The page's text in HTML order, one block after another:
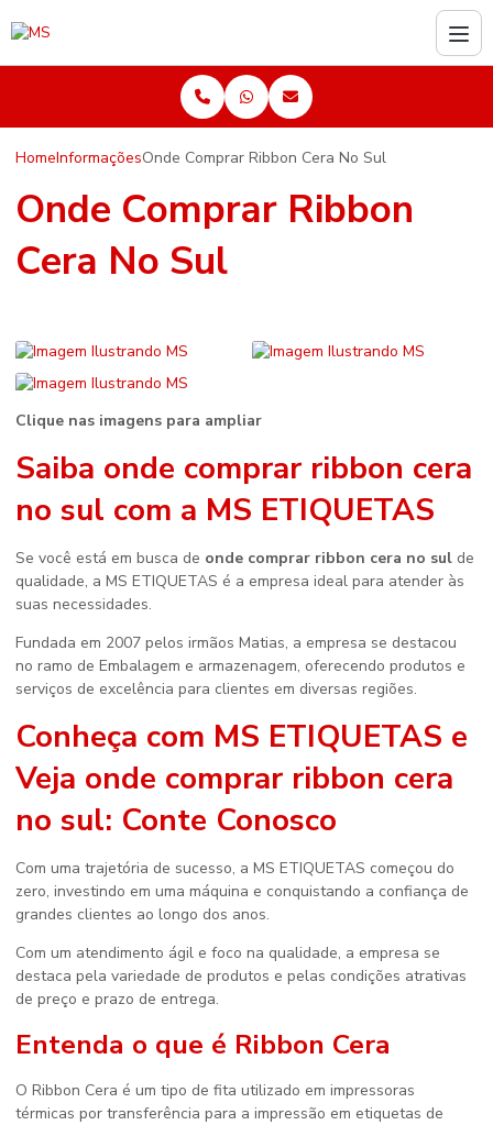
HomeInformaçõesOnde Comprar Ribbon Cera No Sul
Onde Comprar Ribbon
Cera No Sul
Clique nas imagens para ampliar
Saiba onde comprar ribbon cera
no sul com a MS ETIQUETAS
Se você está em busca de onde comprar ribbon cera no sul de
qualidade, a MS ETIQUETAS é a empresa ideal para atender às
suas necessidades.
Fundada em 2007 pelos irmãos Matias, a empresa se destacou
no ramo de Embalagem e armazenagem, oferecendo produtos e
serviços de excelência para clientes em diversas regiões.
Conheça com MS ETIQUETAS e
Veja onde comprar ribbon cera
no sul: Conte Conosco
Com uma trajetória de sucesso, a MS ETIQUETAS começou do
zero, investindo em uma máquina e conquistando a confiança de
grandes clientes ao longo dos anos.
Com um atendimento ágil e foco na qualidade, a empresa se
destaca pela variedade de produtos e pelas condições atrativas
de preço e prazo de entrega.
Entenda o que é Ribbon Cera
O Ribbon Cera é um tipo de fita utilizado em impressoras
térmicas por transferência para a impressão em etiquetas de